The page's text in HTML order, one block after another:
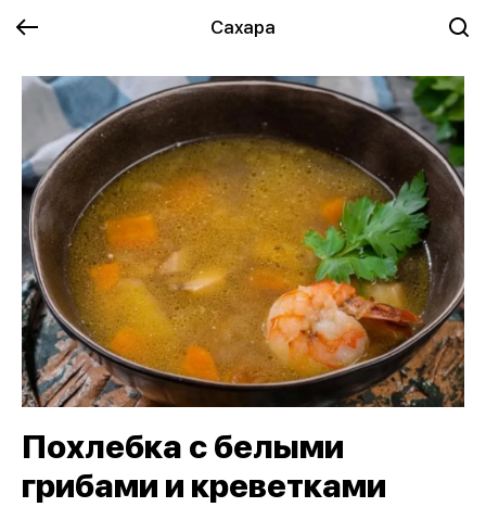
Сахара
Похлебка с белыми
грибами и креветками